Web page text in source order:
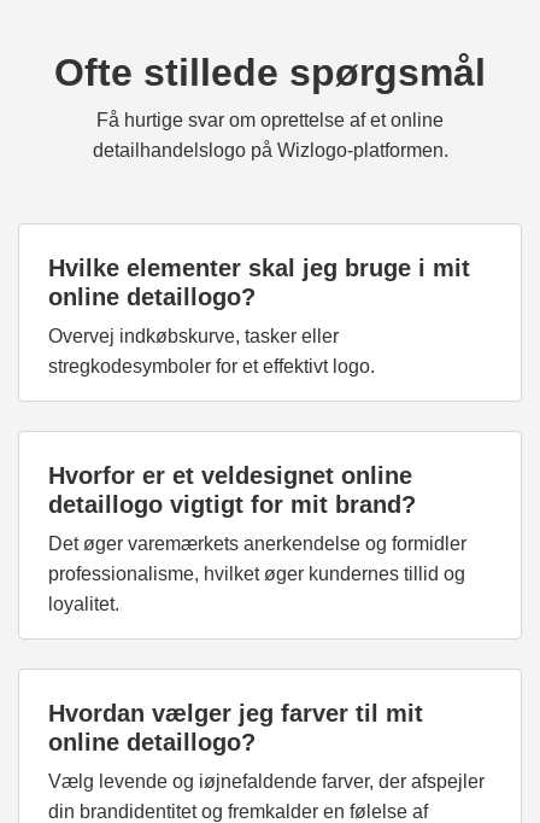
Ofte stillede spørgsmål
Få hurtige svar om oprettelse af et online
detailhandelslogo på Wizlogo-platformen.
Hvilke elementer skal jeg bruge i mit
online detaillogo?
Overvej indkøbskurve, tasker eller
stregkodesymboler for et effektivt logo.
Hvorfor er et veldesignet online
detaillogo vigtigt for mit brand?
Det øger varemærkets anerkendelse og formidler
professionalisme, hvilket øger kundernes tillid og
loyalitet.
Hvordan vælger jeg farver til mit
online detaillogo?
Vælg levende og iøjnefaldende farver, der afspejler
din brandidentitet og fremkalder en følelse af